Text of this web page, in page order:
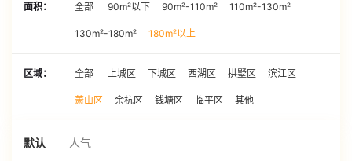
面积： 全部 90m²以下 90m²-110m² 110m²-130m²
130m²-180m² 180m²以上
区域： 全部 上城区 下城区 西湖区 拱墅区 滨江区
萧山区 余杭区 钱塘区 临平区 其他
默认 人气